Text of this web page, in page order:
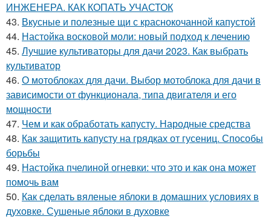
ИНЖЕНЕРА. КАК КОПАТЬ УЧАСТОК
43. Вкусные и полезные щи с краснокочанной капустой
44. Настойка восковой моли: новый подход к лечению
45. Лучшие культиваторы для дачи 2023. Как выбрать
культиватор
46. О мотоблоках для дачи. Выбор мотоблока для дачи в
зависимости от функционала, типа двигателя и его
мощности
47. Чем и как обработать капусту. Народные средства
48. Как защитить капусту на грядках от гусениц. Способы
борьбы
49. Настойка пчелиной огневки: что это и как она может
помочь вам
50. Как сделать вяленые яблоки в домашних условиях в
духовке. Сушеные яблоки в духовке